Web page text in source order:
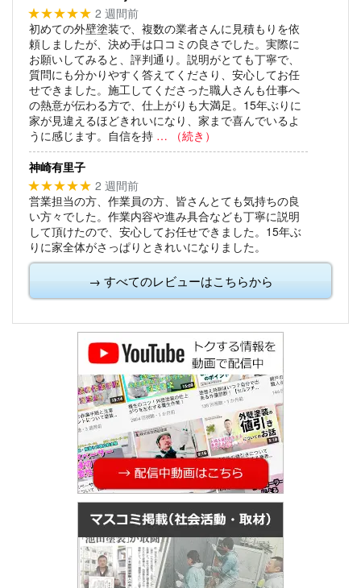
★★★★★ 2 週間前
初めての外壁塗装で、複数の業者さんに見積もりを依
頼しましたが、決め手は口コミの良さでした。実際に
お願いしてみると、評判通り。説明がとても丁寧で、
質問にも分かりやすく答えてくださり、安心してお任
せできました。施工してくださった職人さんも仕事へ
の熱意が伝わる方で、仕上がりも大満足。15年ぶりに
家が見違えるほどきれいになり、家まで喜んでいるよ
うに感じます。自信を持 … （続き）
神崎有里子
★★★★★ 2 週間前
営業担当の方、作業員の方、皆さんとても気持ちの良
い方々でした。作業内容や進み具合なども丁寧に説明
して頂けたので、安心してお任せできました。15年ぶ
りに家全体がさっぱりときれいになりました。
→ すべてのレビューはこちらから